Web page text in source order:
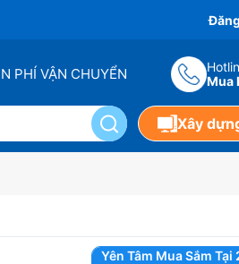
PHÍ VẬN CHUYỂN
Mua
Xây
Yên Tâm Mua Sắm Tại